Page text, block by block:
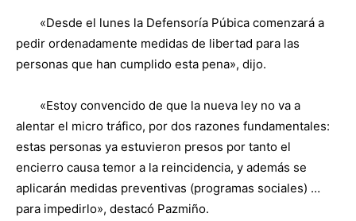
«Desde el lunes la Defensoría Púbica comenzará a
pedir ordenadamente medidas de libertad para las
personas que han cumplido esta pena», dijo.
«Estoy convencido de que la nueva ley no va a
alentar el micro tráfico, por dos razones fundamentales:
estas personas ya estuvieron presos por tanto el
encierro causa temor a la reincidencia, y además se
aplicarán medidas preventivas (programas sociales) …
para impedirlo», destacó Pazmiño.